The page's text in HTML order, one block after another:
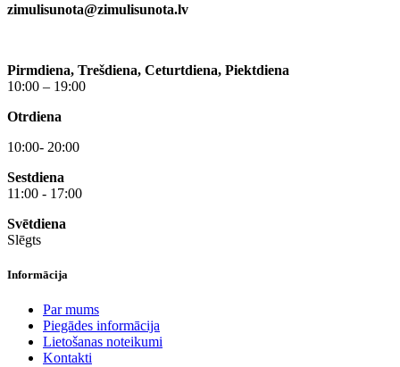
zimulisunota@zimulisunota.lv
Pirmdiena, Trešdiena, Ceturtdiena, Piektdiena
10:00 – 19:00
Otrdiena
10:00- 20:00
Sestdiena
11:00 - 17:00
Svētdiena
Slēgts
Informācija
Par mums
Piegādes informācija
Lietošanas noteikumi
Kontakti